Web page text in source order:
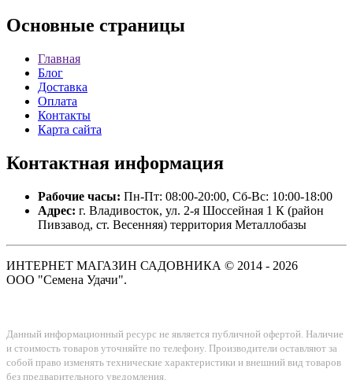
Основные страницы
Главная
Блог
Доставка
Оплата
Контакты
Карта сайта
Контактная информация
Рабочие часы: Пн-Пт: 08:00-20:00, Сб-Вс: 10:00-18:00
Адрес: г. Владивосток, ул. 2-я Шоссейная 1 К (район
Пивзавод, ст. Весенняя) территория Металлобазы
ИНТЕРНЕТ МАГАЗИН САДОВНИКА © 2014 - 2026
ООО "Семена Удачи".
Данный информационный ресурс не является публичной офертой. Наличие
и стоимость товаров уточняйте по телефону. Производители оставляют за
собой право изменять технические характеристики и внешний вид товаров
без предварительного уведомления.